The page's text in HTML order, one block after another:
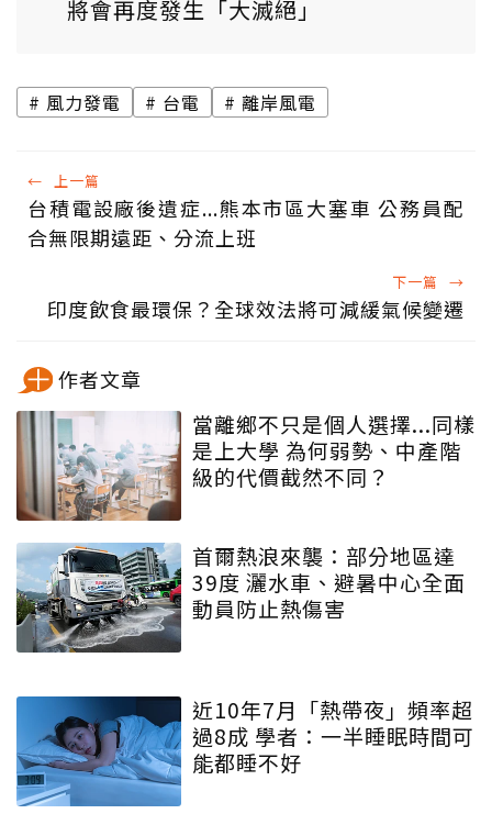
將會再度發生「大滅絕」
風力發電 台電 離岸風電
← 上一篇
台積電設廠後遺症...熊本市區大塞車 公務員配
合無限期遠距、分流上班
下一篇 →
印度飲食最環保？全球效法將可減緩氣候變遷
作者文章
當離鄉不只是個人選擇...同樣
是上大學 為何弱勢、中產階
級的代價截然不同？
首爾熱浪來襲：部分地區達
39度 灑水車、避暑中心全面
動員防止熱傷害
近10年7月「熱帶夜」頻率超
過8成 學者：一半睡眠時間可
能都睡不好